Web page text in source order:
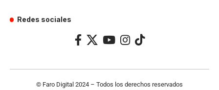
Redes sociales
© Faro Digital 2024 – Todos los derechos reservados